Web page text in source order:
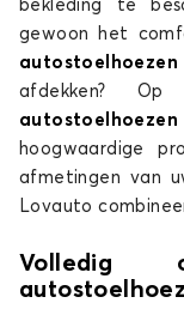
bekleding te
gewoon het
autostoelhoezen
afdekken?
hoogwaardige
afmetingen van
Lovauto
Volledig